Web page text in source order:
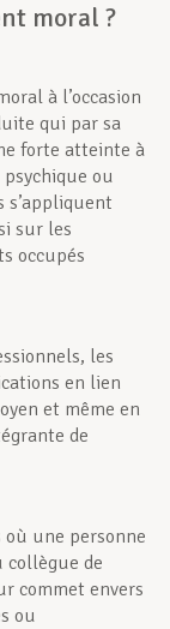
moral ?
à l’occasion
qui par sa
forte atteinte à
ou
s’appliquent
sur les
occupés
les
en lien
et même en
de
une personne
collègue de
commet envers
ou